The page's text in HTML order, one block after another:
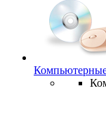
Компьютерные